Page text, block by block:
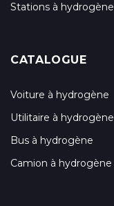
Stations à hydrogène
CATALOGUE
Voiture à hydrogène
Utilitaire à hydrogène
Bus à hydrogène
Camion à hydrogène